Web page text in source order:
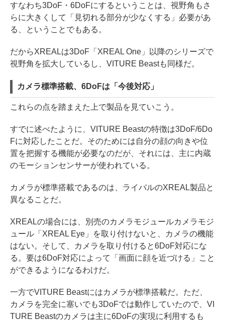
すなわち3DoF・6DoFにするということは、視野角もさ
らに大きくして「見切れる部分が少なくする」必要があ
る、ということでもある。
だからXREALは3DoF「XREAL One」以降のシリーズで
視野角を拡大しているし、VITURE Beastも同様だ。
カメラ標準搭載、6DoFは「今後対応」
これらの点を踏まえた上で製品を見ていこう。
すでに述べたように、VITURE Beastの特徴は3DoF/6Do
Fに対応したことだ。そのためには自分の顔の向きや位
置を把握する機能が必要なのだが、それには、主に内蔵
のモーションセンサーが使われている。
カメラが標準搭載であるのは、ライバルのXREAL製品と
異なることだ。
XREALの場合には、別売のカメラモジュールカメラモジ
ュール「XREAL Eye」を取り付けないと、カメラの機能
はない。そして、カメラを取り付けると6DoF対応にな
る。要は6DoF対応によって「画面に顔を近づける」こと
ができるようになるわけだ。
一方でVITURE Beastにはカメラが標準搭載だ。ただ、
カメラを完全に塞いでも3DoFでは動作していたので、VI
TURE Beastのカメラは主に6DoFの実現に利用するも